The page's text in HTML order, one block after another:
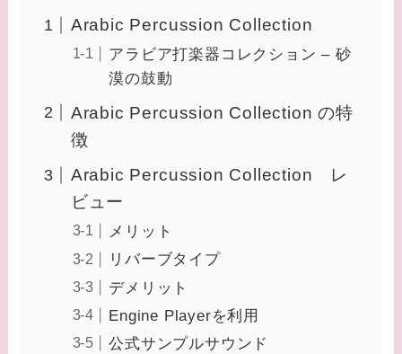
Arabic Percussion Collection
アラビア打楽器コレクション – 砂
漠の鼓動
Arabic Percussion Collection の特
徴
Arabic Percussion Collection レ
ビュー
メリット
リバーブタイプ
デメリット
Engine Playerを利用
公式サンプルサウンド